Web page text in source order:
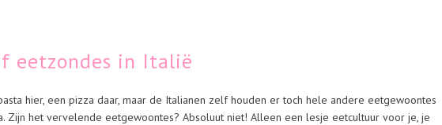
eetzondes in Italië
hier, een pizza daar, maar de Italianen zelf houden er toch hele andere eetgewoontes
Zijn het vervelende eetgewoontes? Absoluut niet! Alleen een lesje eetcultuur voor je, je